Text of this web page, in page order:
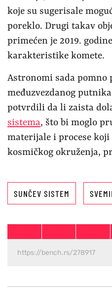
koje su sugerisale
poreklo. Drugi takav
primećen je 2019.
karakteristike komete.
Astronomi sada pomno
međuzvezdanog
potvrdili da li zaista
sistema, što bi moglo
materijale i procese koji
kosmičkog okruženja,
SUNČEV SISTEM